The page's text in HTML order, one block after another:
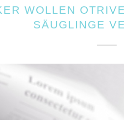
WOLLEN
SÄUGLINGE